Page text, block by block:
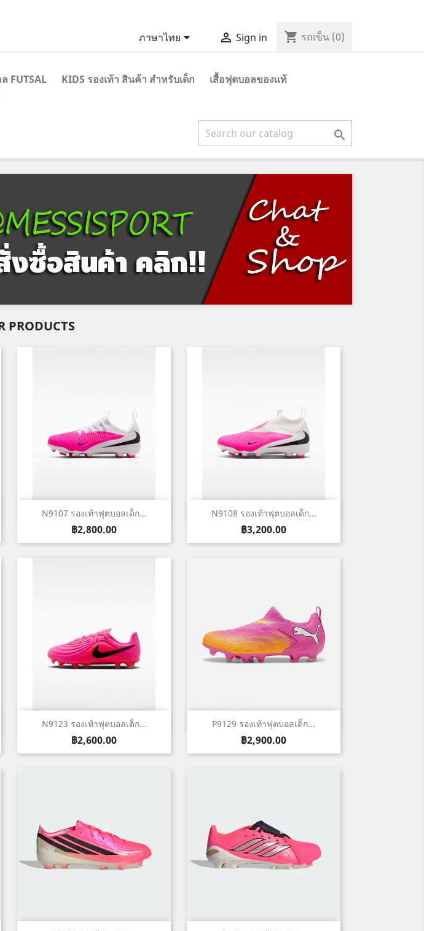
ภาษาไทย  Sign in shopping_cart รถเข็น (0)
FUTSAL KIDS รองเท้า สินค้า สำหรับเด็ก
เสื้อฟุตบอลของแท้

PRODUCTS
N9107 รองเท้าฟุตบอลเด็ก...
ราคา
฿2,800.00
 เปิดหน้าต่างย่อ N9108 รองเท้าฟุตบอลเด็ก...
ราคา
฿3,200.00
 เปิดหน้าต่างย่อ
N9123 รองเท้าฟุตบอลเด็ก...
ราคา
฿2,600.00
 เปิดหน้าต่างย่อ P9129 รองเท้าฟุตบอลเด็ก...
ราคา
฿2,900.00
 เปิดหน้าต่างย่อ